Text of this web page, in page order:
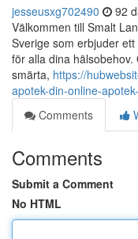
jesseusxg702490 92
Välkommen till Smalt
Sverige som erbjuder
för alla dina
smärta, https://
apotek-din-online-
Comments
Comments
Submit a Comment
No HTML